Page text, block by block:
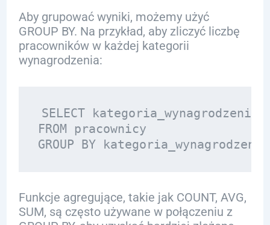
Aby grupować wyniki, możemy użyć
GROUP BY. Na przykład, aby zliczyć liczbę
pracowników w każdej kategorii
wynagrodzenia:
SELECT
FROM pracownicy
Funkcje agregujące, takie jak COUNT, AVG,
SUM, są często używane w połączeniu z